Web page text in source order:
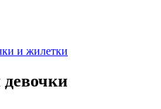
и жилетки